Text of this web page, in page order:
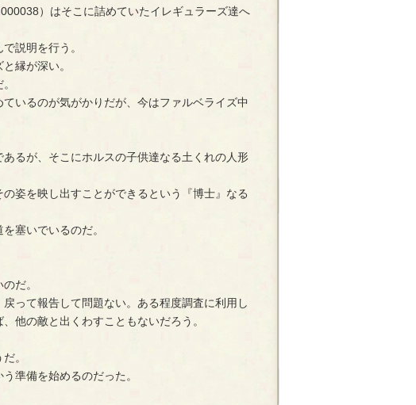
）はそこに詰めていたイレギュラーズ達へ
説明を行う。
縁が深い。
いるのが気がかりだが、今はファルベライズ中
るが、そこにホルスの子供達なる土くれの人形
を映し出すことができるという『博士』なる
塞いでいるのだ。
だ。
って報告して問題ない。ある程度調査に利用し
他の敵と出くわすこともないだろう。
。
準備を始めるのだった。